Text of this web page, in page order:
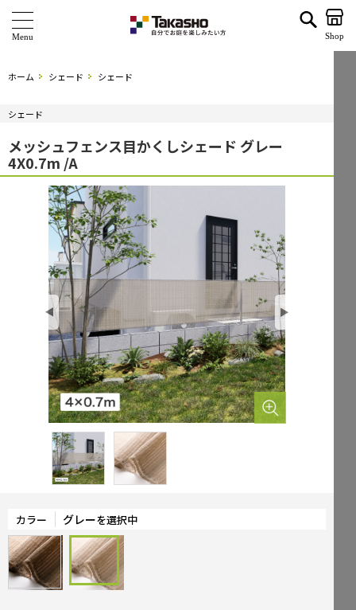
海外ブランド・シリーズ
特 集
ショールーム
企業情報
関連サイト
サポート
Mailform
メールでお問合せ
FAQ
よくお寄せいただくご質問
Tel. 0120-51-4128
受付時間 / 9:00-17:00（土日祝休み）
Shop
ホーム シェード シェード
シェード
メッシュフェンス目かくしシェード グレー
4X0.7m /A
カラー グレーを選択中